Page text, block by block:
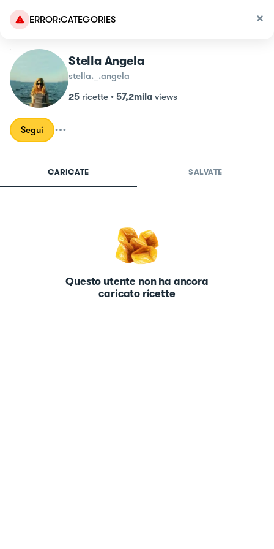
ERROR:CATEGORIES
Stella Angela
stella._.angela
25 ricette • 57,2mila views
Segui
CARICATE SALVATE
Questo utente non ha ancora
caricato ricette